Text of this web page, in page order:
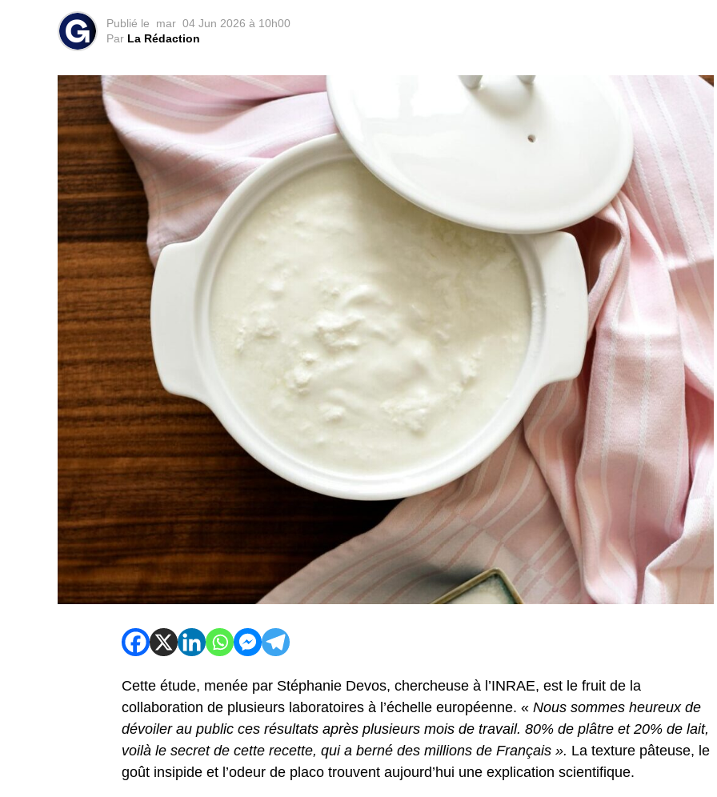
Publié le mar 04 Jun 2026 à 10h00
Par La Rédaction
Cette étude, menée par Stéphanie Devos, chercheuse à l’INRAE, est le fruit de la
collaboration de plusieurs laboratoires à l’échelle européenne. « Nous sommes heureux de
dévoiler au public ces résultats après plusieurs mois de travail. 80% de plâtre et 20% de lait,
voilà le secret de cette recette, qui a berné des millions de Français ». La texture pâteuse, le
goût insipide et l’odeur de placo trouvent aujourd’hui une explication scientifique.